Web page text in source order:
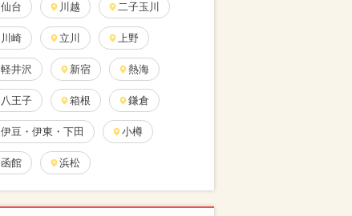
仙台 川越 二子玉川
川崎 立川 上野
軽井沢 新宿 熱海
八王子 箱根 鎌倉
伊豆・伊東・下田 小樽
函館 浜松